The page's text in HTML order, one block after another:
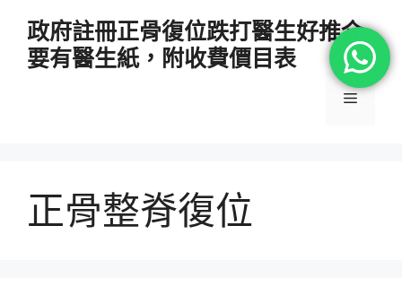
政府註冊正骨復位跌打醫生好推介
要有醫生紙，附收費價目表
選
正骨整脊復位